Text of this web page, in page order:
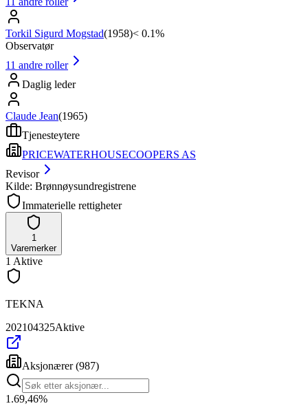
Torkil Sigurd Mogstad(1958)< 0.1%
Observatør
11 andre roller
Daglig leder
Claude Jean(1965)
Tjenesteytere
PRICEWATERHOUSECOOPERS AS
Revisor
Kilde: Brønnøysundregistrene
Immaterielle rettigheter
1
Varemerker
1 Aktive
TEKNA
202104325Aktive
Aksjonærer(987)
1 .69,46%